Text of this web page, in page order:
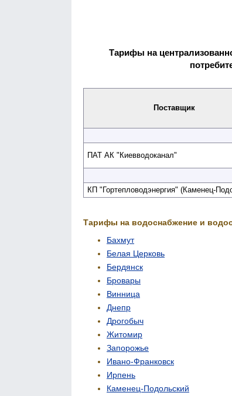
Тарифы на
Поставщик
ПАТ АК "Киев­водоканал"
КП "Гортепловод­энергия" (Каменец-
Тарифы на водоснабжение и
Бахмут
Белая Церковь
Бердянск
Бровары
Винница
Днепр
Дрогобыч
Житомир
Запорожье
Ивано-Франковск
Ирпень
Каменец-Подольский